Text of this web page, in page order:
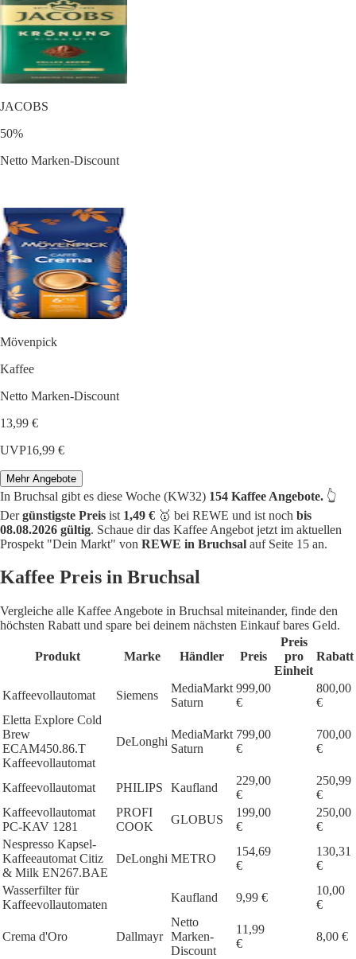
JACOBS
50%
Netto Marken-Discount
Mövenpick
Kaffee
Netto Marken-Discount
13,99 €
UVP16,99 €
Mehr Angebote
In Bruchsal gibt es diese Woche (KW32) 154 Kaffee Angebote. 👆
Dergünstigste Preis ist 1,49 € 🥇 bei REWE und ist noch bis
08.08.2026 gültig. Schaue dir das Kaffee Angebot jetzt im aktuellen
Prospekt "Dein Markt" von REWE in Bruchsal auf Seite 15 an.
Kaffee Preis in Bruchsal
Vergleiche alle Kaffee Angebote in Bruchsal miteinander, finde den
höchsten Rabatt und spare bei deinem nächsten Einkauf bares Geld.
Produkt Marke Händler Preis
Preis
pro
Einheit
Rabatt
Kaffeevollautomat Siemens
MediaMarkt
Saturn
999,00
€
800,00
€
Eletta Explore Cold
Brew
ECAM450.86.T
Kaffeevollautomat
DeLonghi
MediaMarkt
Saturn
799,00
€
700,00
€
Kaffeevollautomat PHILIPS Kaufland
229,00
€
250,99
€
Kaffeevollautomat
PC-KAV 1281
PROFI
COOK
GLOBUS
199,00
€
250,00
€
Nespresso Kapsel-
Kaffeeautomat Citiz
& Milk EN267.BAE
DeLonghi METRO
154,69
€
130,31
€
Wasserfilter für
Kaffeevollautomaten
Kaufland 9,99 €
10,00
€
Crema d'Oro Dallmayr
Netto
Marken-
Discount
11,99
€
8,00 €